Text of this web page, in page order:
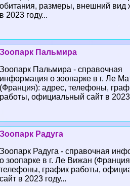
обитания, размеры, внешний вид
в 2023 году...
Зоопарк Пальмира
Зоопарк Пальмира - справочная
информация о зоопарке в г. Ле
(Франция): адрес, телефоны,
работы, официальный сайт в 2023
Зоопарк Радуга
Зоопарк Радуга - справочная
о зоопарке в г. Ле Вижан
телефоны, график работы,
сайт в 2023 году...